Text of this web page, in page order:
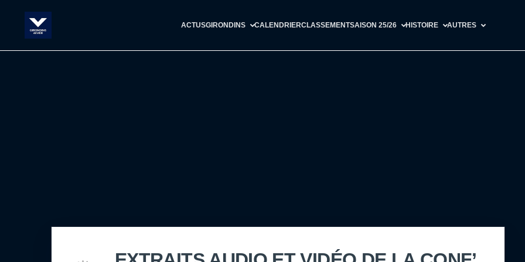
ACTUSGIRONDINS CALENDRIERCLASSEMENTSAISON 25/26 HISTOIRE AUTRES